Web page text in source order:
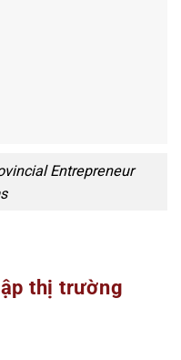
Entrepreneur
thị trường